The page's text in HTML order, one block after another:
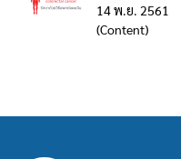
14 พ.ย. 2561
(Content)